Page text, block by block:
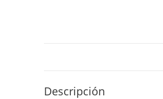
Descripción